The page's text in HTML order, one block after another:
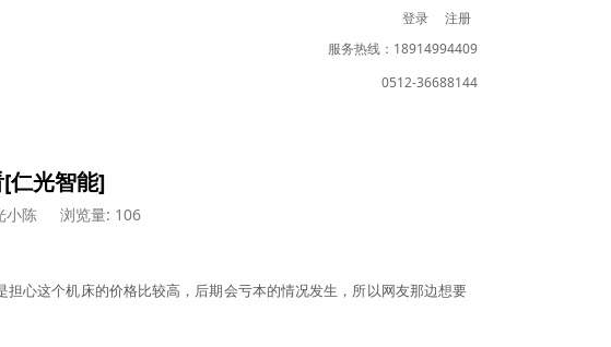
登录
注册
服务热线：18914994409
0512-36688144
仁光智能]
小陈
浏览量: 106
担心这个机床的价格比较高，后期会亏本的情况发生，所以网友那边想要